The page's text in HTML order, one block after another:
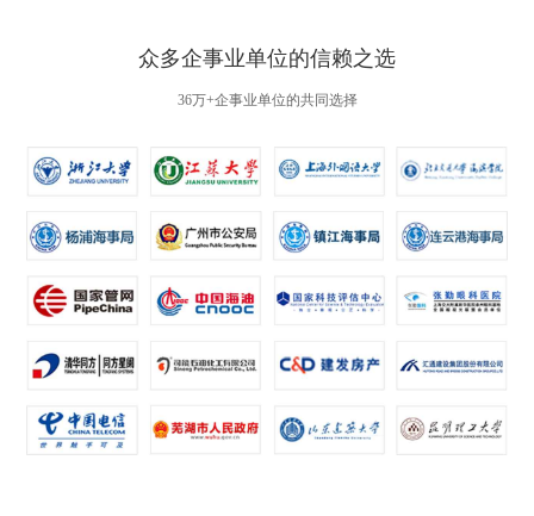
众多企事业单位的信赖之选
36万+企事业单位的共同选择